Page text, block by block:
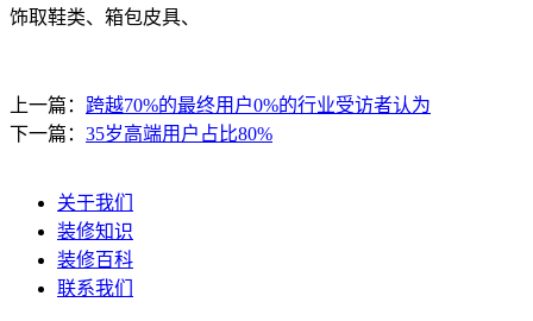
饰取鞋类、箱包皮具、
上一篇： 跨越70%的最终用户0%的行业受访者认为
下一篇： 35岁高端用户占比80%
关于我们
装修知识
装修百科
联系我们